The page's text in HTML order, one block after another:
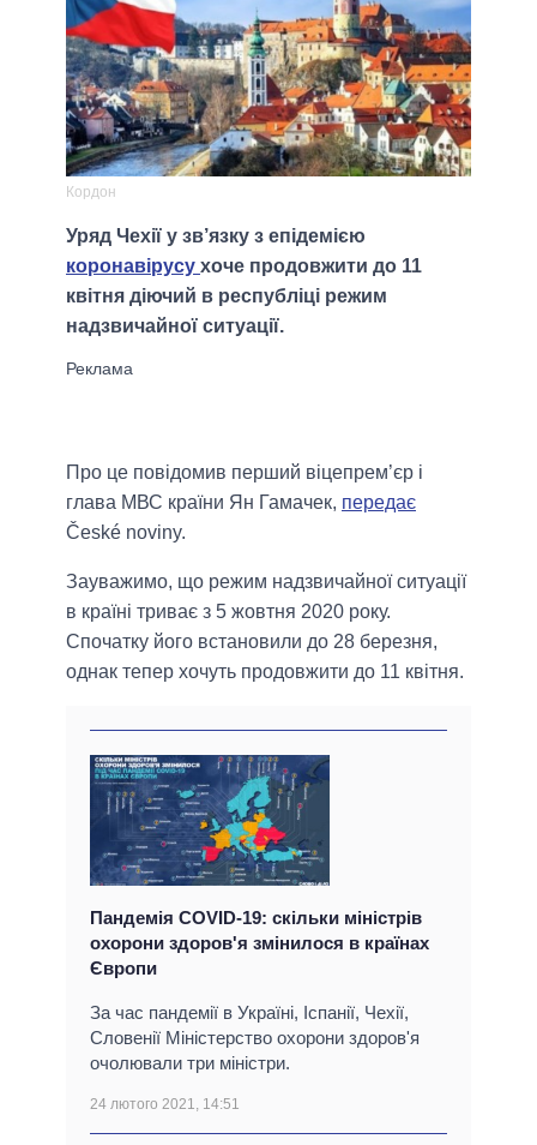
Кордон
Уряд Чехії у зв’язку з епідемією
коронавірусу хоче продовжити до 11
квітня діючий в республіці режим
надзвичайної ситуації.
Про це повідомив перший віцепрем’єр і
глава МВС країни Ян Гамачек, передає
České noviny.
Зауважимо, що режим надзвичайної ситуації
в країні триває з 5 жовтня 2020 року.
Спочатку його встановили до 28 березня,
однак тепер хочуть продовжити до 11 квітня.
Пандемія COVID-19: скільки міністрів
охорони здоров'я змінилося в країнах
Європи
За час пандемії в Україні, Іспанії, Чехії,
Словенії Міністерство охорони здоров'я
очолювали три міністри.
24 лютого 2021, 14:51